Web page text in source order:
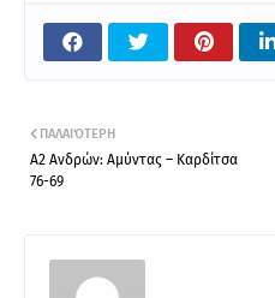
ΠΑΛΑΙΌΤΕΡΗ
Α2 Ανδρών: Αμύντας – Καρδίτσα
76-69